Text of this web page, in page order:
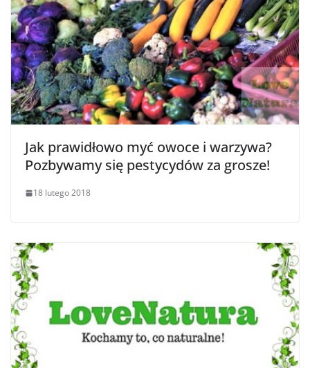
Jak prawidłowo myć owoce i warzywa?
Pozbywamy się pestycydów za grosze!
18 lutego 2018